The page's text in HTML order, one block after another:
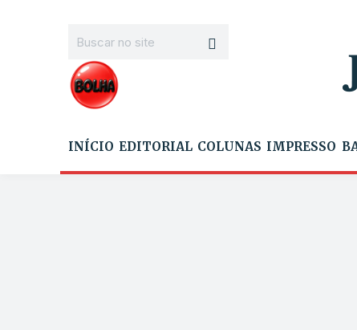
INÍCIO EDITORIAL COLUNAS IMPRESSO